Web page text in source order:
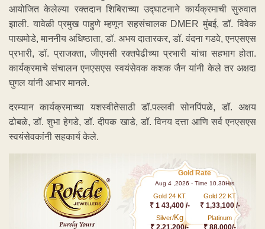
आयोजित केलेल्या रक्तदान शिबिराच्या उद्घाटनाने कार्यक्रमाची सुरुवात
झाली. यावेळी प्रमुख पाहुणे म्हणून सहसंचालक DMER मुंबई, डॉ. विवेक
पाखमोडे, माननीय अधिष्ठाता, डॉ. अभय दातारकर, डॉ. वंदना गडवे, एनएसएस
प्रभारी, डॉ. प्राजक्ता, जीएमसी रक्तपेढीच्या प्रभारी यांचा सहभाग होता.
कार्यक्रमाचे संचालन एनएसएस स्वयंसेवक कशक जैन यांनी केले तर अक्षदा
घुगल यांनी आभार मानले.
दरम्यान कार्यक्रमाच्या यशस्वीतेसाठी डॉ.पल्लवी सोनपिंपळे, डॉ. अक्षय
ढोबळे, डॉ. शुभा हेगडे, डॉ. दीपक खाडे, डॉ. विनय दत्ता आणि सर्व एनएसएस
स्वयंसेवकांनी सहकार्य केले.
Gold Rate
Aug 4 ,2026 - Time 10.30Hrs
Gold 24 KT
₹ 1 43,400 /-
Gold 22 KT
₹ 1,33,100 /-
Silver/Kg
₹ 2,21,200/-
Platinum
₹ 88,000/-